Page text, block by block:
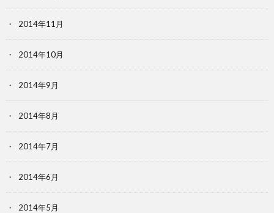
2014年11月
2014年10月
2014年9月
2014年8月
2014年7月
2014年6月
2014年5月